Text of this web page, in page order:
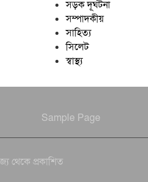
সড়ক দূর্ঘটনা
সম্পাদকীয়
সাহিত্য
সিলেট
স্বাস্থ্য
Sample Page
থেকে প্রকাশিত